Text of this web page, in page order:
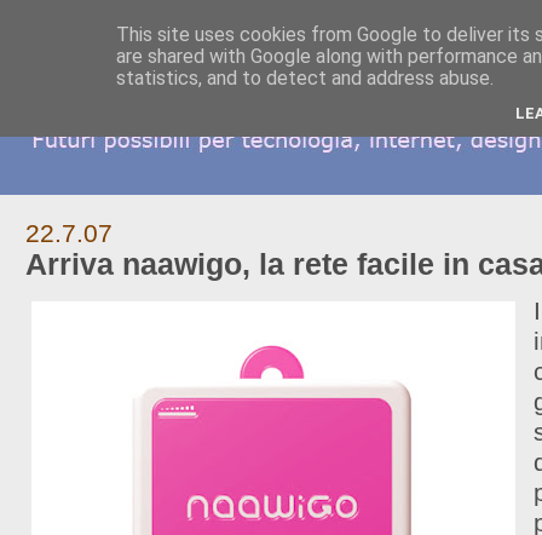
22.7.07
Arriva naawigo, la rete facile in
This site uses cookies from Google to deliver its
are shared with Google along with performance
statistics, and to detect and address abuse.